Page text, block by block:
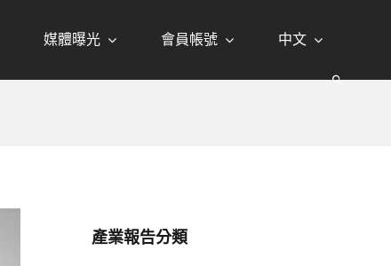
媒體曝光 會員帳號 中文
產業報告分類